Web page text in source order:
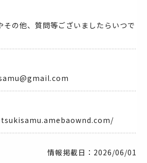
その他、質問等ございましたらいつで
情報掲載日：2026/06/01